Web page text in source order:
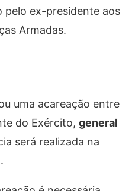
pelo ex-presidente aos
Armadas.
uma acareação entre
do Exército, general
será realizada na